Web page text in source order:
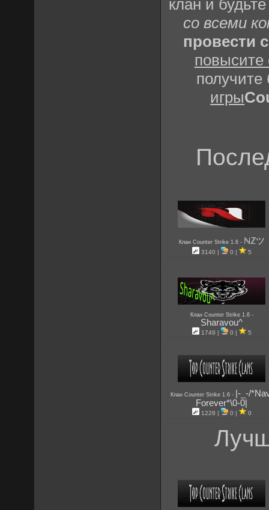
клан и
со всеми
провести
повысите
игры
Клан Counter Strike 1.6 - ℕℤツ
3140 | 0 | 5
Клан Counter Strike 1.6 -
Sharavou^
1749 | 0 | 5
Клан Counter Strike 1.6-
|-_-/
Forever*\0-0|
1228 | 0 | 0